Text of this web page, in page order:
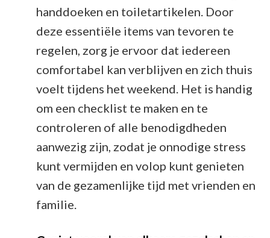
handdoeken en toiletartikelen. Door
deze essentiële items van tevoren te
regelen, zorg je ervoor dat iedereen
comfortabel kan verblijven en zich thuis
voelt tijdens het weekend. Het is handig
om een checklist te maken en te
controleren of alle benodigdheden
aanwezig zijn, zodat je onnodige stress
kunt vermijden en volop kunt genieten
van de gezamenlijke tijd met vrienden en
familie.